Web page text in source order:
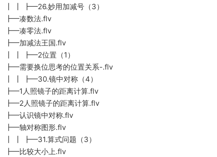
┃ ┃ ┣━26.妙用加减号（3）
┣━凑数法.flv
┣━凑零法.flv
┣━加减法王国.flv
┃ ┃ ┣━2位置（1）
┣━需要换位思考的位置关系-.flv
┃ ┃ ┣━30.镜中对称（4）
┣━1人照镜子的距离计算.flv
┣━2人照镜子的距离计算.flv
┣━认识镜中对称.flv
┣━轴对称图形.flv
┃ ┃ ┣━31.算式问题（3）
┣━比较大小上.flv